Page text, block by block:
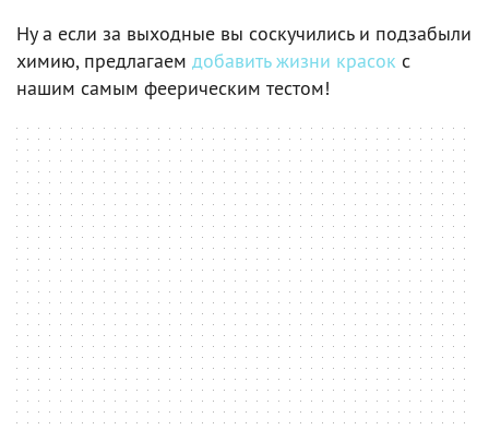
Ну а если за выходные вы соскучились и подзабыли
химию, предлагаем добавить жизни красок с
нашим самым феерическим тестом!